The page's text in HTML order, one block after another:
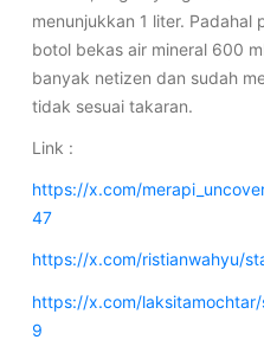
menunjukkan 1 liter. Padahal
botol bekas air mineral 600
banyak netizen dan sudah
tidak sesuai takaran.
Link :
https://x.com/
47
https://x.com/ristianwahyu/
https://x.com/
9